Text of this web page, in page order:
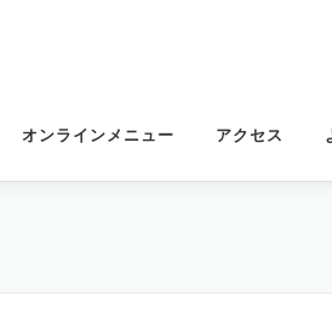
オンラインメニュー アクセス